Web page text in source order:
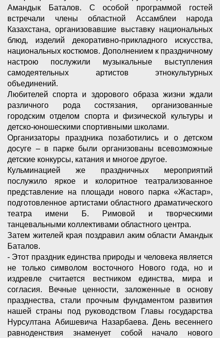
Амандык Баталов. С особой программой гостей
встречали члены областной Ассамблеи народа
Казахстана, организовавшие выставку национальных
блюд, изделий декоративно-прикладного искусства,
национальных костюмов. Дополнением к праздничному
настрою послужили музыкальные выступления
самодеятельных артистов этнокультурных
объединений.
Любителей спорта и здорового образа жизни ждали
различного рода состязания, организованные
городским отделом спорта и физической культуры и
детско-юношескими спортивными школами.
Организаторы праздника позаботились и о детском
досуге – в парке были организованы всевозможные
детские конкурсы, катания и многое другое.
Кульминацией же праздничных мероприятий
послужило яркое и колоритное театрализованное
представление на площади нового парка «Жастар»,
подготовленное артистами областного драматического
театра имени Б. Римовой и творческими
танцевальными коллективами областного центра.
Затем жителей края поздравил аким области Амандык
Баталов.
- Этот праздник единства природы и человека является
не только символом восточного Нового года, но и
издревле считается вестником единства, мира и
согласия. Вечные ценности, заложенные в основу
празднества, стали прочным фундаментом развития
нашей страны под руководством Главы государства
Нурсултана Абишевича Назарбаева. День весеннего
равноденствия знаменует собой начало нового